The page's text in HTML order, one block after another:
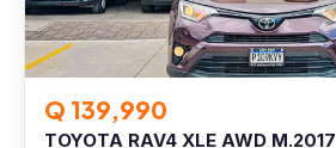
Q 139,990
TOYOTA RAV4 XLE AWD M.2017